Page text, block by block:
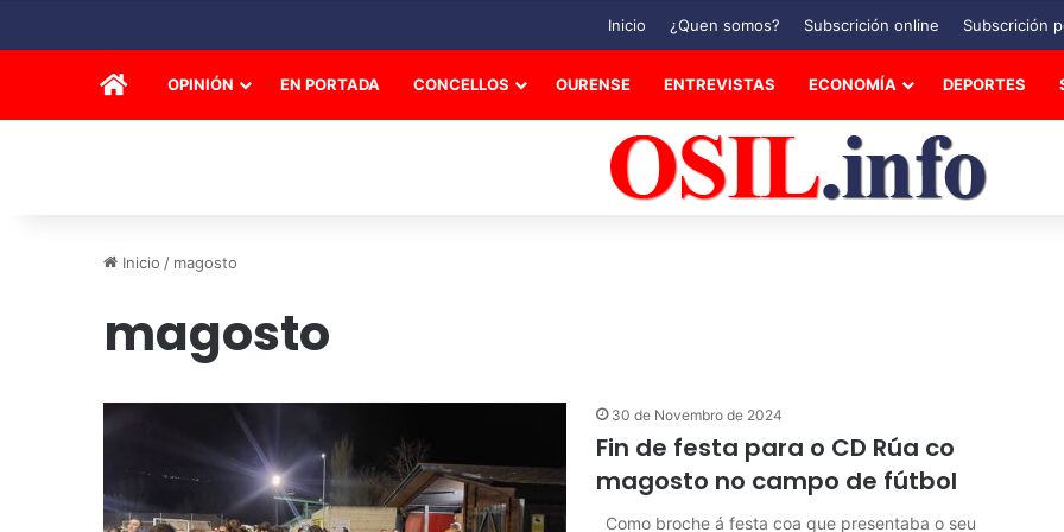
Inicio ¿Quen somos? Subscrición online Subscrición
INICIOOPINIÓN EN PORTADA CONCELLOS OURENSE ENTREVISTAS ECONOMÍA DEPORTES
Inicio / magosto
magosto
30 de Novembro de 2024
Fin de festa para o CD Rúa co
magosto no campo de fútbol
Como broche á festa coa que presentaba o seu